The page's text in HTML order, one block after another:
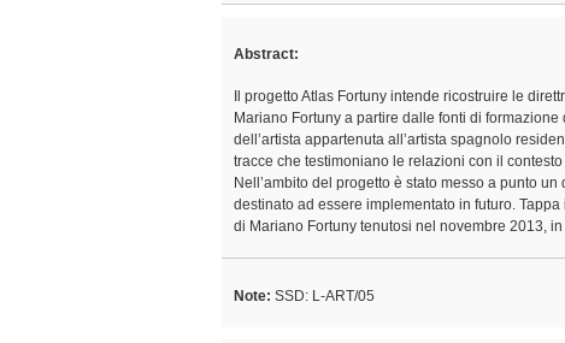
Abstract:
Il progetto Atlas Fortuny intende ricostruire le
Mariano Fortuny a partire dalle fonti di
dell’artista appartenuta all’artista spagnolo
tracce che testimoniano le relazioni con il
Nell’ambito del progetto è stato messo a punto
destinato ad essere implementato in futuro.
di Mariano Fortuny tenutosi nel novembre 2013,
Note: SSD: L-ART/05